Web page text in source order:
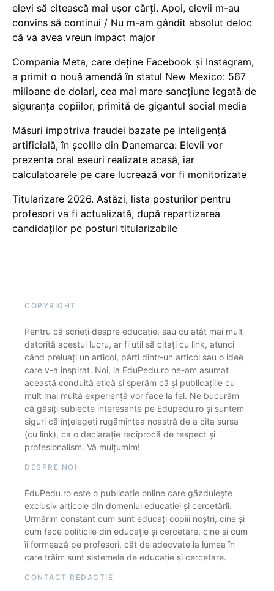
elevi să citească mai ușor cărți. Apoi, elevii m-au
convins să continui / Nu m-am gândit absolut deloc
că va avea vreun impact major
Compania Meta, care deține Facebook și Instagram,
a primit o nouă amendă în statul New Mexico: 567
milioane de dolari, cea mai mare sancțiune legată de
siguranța copiilor, primită de gigantul social media
Măsuri împotriva fraudei bazate pe inteligență
artificială, în școlile din Danemarca: Elevii vor
prezenta oral eseuri realizate acasă, iar
calculatoarele pe care lucrează vor fi monitorizate
Titularizare 2026. Astăzi, lista posturilor pentru
profesori va fi actualizată, după repartizarea
candidaților pe posturi titularizabile
COPYRIGHT
Pentru că scrieți despre educație, sau cu atât mai mult
datorită acestui lucru, ar fi util să citați cu link, atunci
când preluați un articol, părți dintr-un articol sau o idee
care v-a inspirat. Noi, la EduPedu.ro ne-am asumat
această conduită etică și sperăm că și publicațiile cu
mult mai multă experiență vor face la fel. Ne bucurăm
că găsiți subiecte interesante pe Edupedu.ro și suntem
siguri că înțelegeți rugămintea noastră de a cita sursa
(cu link), ca o declarație reciprocă de respect și
profesionalism. Vă mulțumim!
DESPRE NOI
EduPedu.ro este o publicație online care găzduiește
exclusiv articole din domeniul educației și cercetării.
Urmărim constant cum sunt educați copiii noștri, cine și
cum face politicile din educație și cercetare, cine și cum
îi formează pe profesori, cât de adecvate la lumea în
care trăim sunt sistemele de educație și cercetare.
CONTACT REDACȚIE